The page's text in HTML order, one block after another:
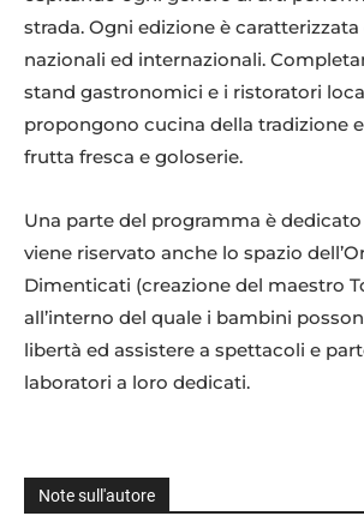
strada. Ogni edizione è
nazionali ed internazionali.
stand gastronomici e i ristoratori
propongono cucina della tradizione
frutta fresca e goloserie.
Una parte del programma è
viene riservato anche lo spazio
Dimenticati (creazione del maestro
all’interno del quale i bambini
libertà ed assistere a spettacoli e
laboratori a loro dedicati.
Note sull'autore